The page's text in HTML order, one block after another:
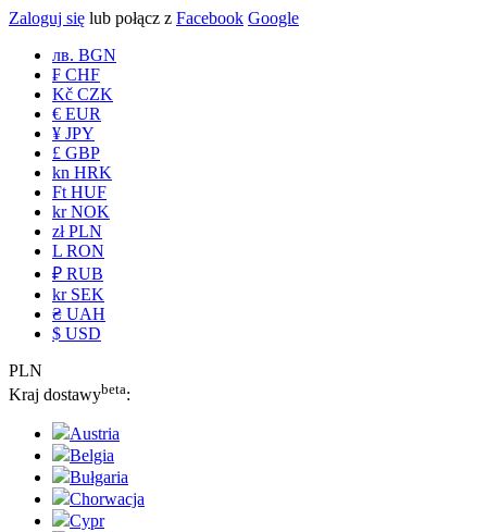
Zaloguj się lub połącz z Facebook Google
лв. BGN
₣ CHF
Kč CZK
€ EUR
¥ JPY
£ GBP
kn HRK
Ft HUF
kr NOK
zł PLN
L RON
₽ RUB
kr SEK
₴ UAH
$ USD
PLN
Kraj dostawybeta:
Austria
Belgia
Bułgaria
Chorwacja
Cypr